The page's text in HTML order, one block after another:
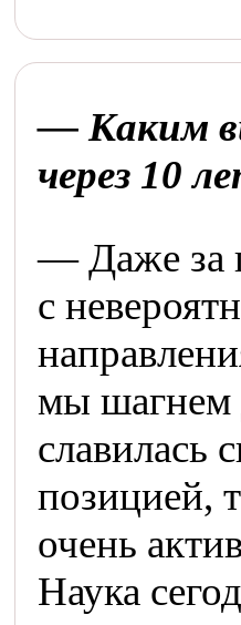
— Каким
через 10
— Даже за
с
мы шагнем
славилась
позицией,
очень
Наука